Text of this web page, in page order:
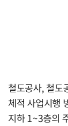
철도공사, 철도
체적 사업시행
지하 1~3층의